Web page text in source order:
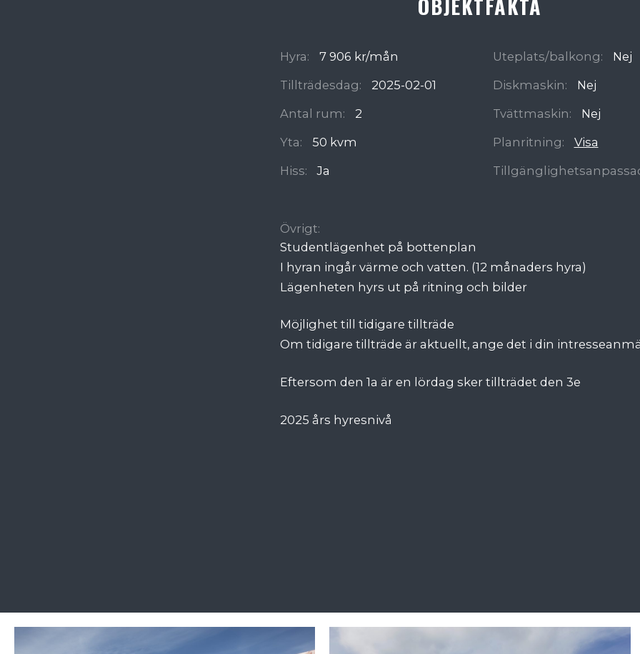
Hyra:
7 906 kr/mån
Tillträdesdag:
2025-02-01
Antal rum:
2
Yta:
50 kvm
Hiss:
Ja
Uteplats/balkong:
Nej
Diskmaskin:
Nej
Tvättmaskin:
Nej
Planritning:
Visa
Övrigt:
Studentlägenhet på bottenplan
I hyran ingår värme och vatten. (12 månaders hyra)
Lägenheten hyrs ut på ritning och bilder
Möjlighet till tidigare tillträde
Om tidigare tillträde är aktuellt, ange det i din
Eftersom den 1a är en lördag sker tillträdet den 3e
2025 års hyresnivå